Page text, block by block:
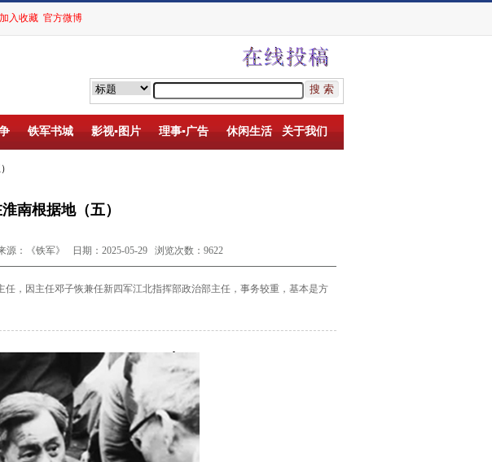
加入收藏 官方微博
铁军书城 影视▪图片 理事▪广告 休闲生活 关于我们
南根据地（五）
：《铁军》 日期：2025-05-29 浏览次数：9622
任，因主任邓子恢兼任新四军江北指挥部政治部主任，事务较重，基本是方